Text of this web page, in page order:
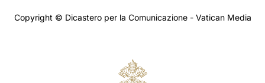
Copyright © Dicastero per la Comunicazione - Vatican Media